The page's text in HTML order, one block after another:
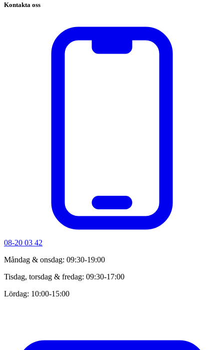
Kontakta oss
08-20 03 42
Måndag & onsdag: 09:30-19:00
Tisdag, torsdag & fredag: 09:30-17:00
Lördag: 10:00-15:00